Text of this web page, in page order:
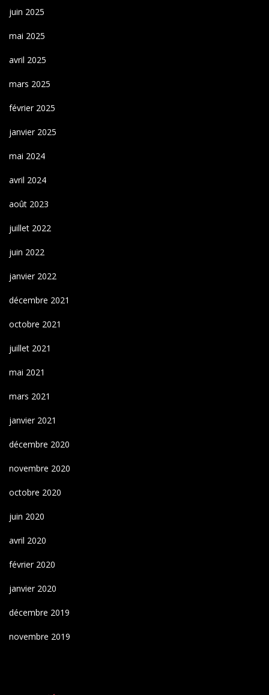
juin 2025
mai 2025
avril 2025
mars 2025
février 2025
janvier 2025
mai 2024
avril 2024
août 2023
juillet 2022
juin 2022
janvier 2022
décembre 2021
octobre 2021
juillet 2021
mai 2021
mars 2021
janvier 2021
décembre 2020
novembre 2020
octobre 2020
juin 2020
avril 2020
février 2020
janvier 2020
décembre 2019
novembre 2019